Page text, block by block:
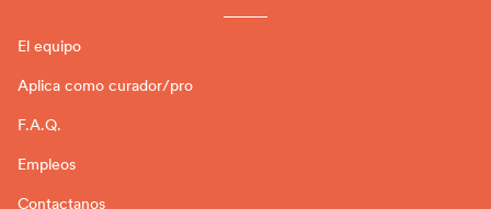
El equipo
Aplica como curador/pro
F.A.Q.
Empleos
Contactanos